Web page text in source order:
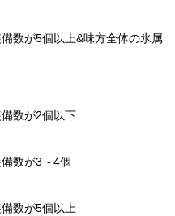
数が5個以上&味方全体の氷属
数が2個以下
数が3～4個
数が5個以上